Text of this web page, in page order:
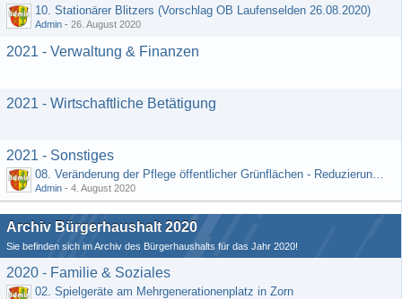
10. Stationärer Blitzers (Vorschlag OB Laufenselden 26.08.2020)
Admin - 26. August 2020
2021 - Verwaltung & Finanzen
2021 - Wirtschaftliche Betätigung
2021 - Sonstiges
08. Veränderung der Pflege öffentlicher Grünflächen - Reduzierung der Kosten (Schriftlicher Vorschlag von Hr. Rädiker vom 24.07.2020)
Admin - 4. August 2020
Archiv Bürgerhaushalt 2020
Sie befinden sich im Archiv des Bürgerhaushalts für das Jahr 2020!
2020 - Familie & Soziales
02. Spielgeräte am Mehrgenerationenplatz in Zorn